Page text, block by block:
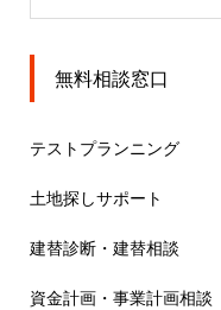
無料相談窓口
テストプランニング
土地探しサポート
建替診断・建替相談
資金計画・事業計画相談